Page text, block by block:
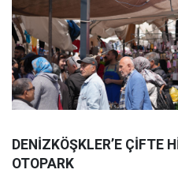
DENİZKÖŞKLER’E ÇİFTE
OTOPARK